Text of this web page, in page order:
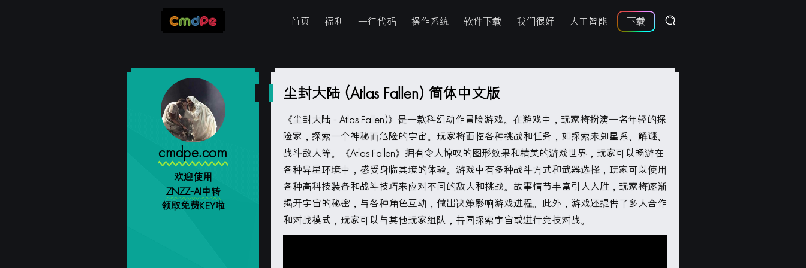
首页 下载
福利 一行代码 操作系统 软件下载 我们很好 人工智能
cmdpe.com
欢迎使用
ZNZZ-AI中转
领取免费KEY啦
尘封大陆 (Atlas Fallen) 简体中文版
《尘封大陆 - Atlas Fallen)》是一款科幻动作冒险游戏。在游戏中，玩家将扮演一名年轻的探
险家，探索一个神秘而危险的宇宙。玩家将面临各种挑战和任务，如探索未知星系、解谜、
战斗敌人等。《Atlas Fallen》拥有令人惊叹的图形效果和精美的游戏世界，玩家可以畅游在
各种异星环境中，感受身临其境的体验。游戏中有多种战斗方式和武器选择，玩家可以使用
各种高科技装备和战斗技巧来应对不同的敌人和挑战。故事情节丰富引人入胜，玩家将逐渐
揭开宇宙的秘密，与各种角色互动，做出决策影响游戏进程。此外，游戏还提供了多人合作
和对战模式，玩家可以与其他玩家组队，共同探索宇宙或进行竞技对战。